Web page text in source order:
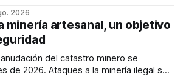
2026
minería artesanal, un objetivo
del catastro minero se
de 2026. Ataques a la minería ilegal se